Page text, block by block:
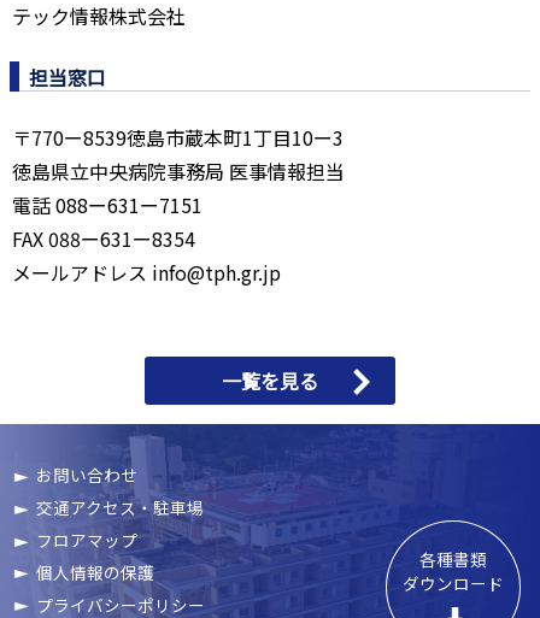
テック情報株式会社
担当窓口
〒770ー8539徳島市蔵本町1丁目10ー3
徳島県立中央病院事務局 医事情報担当
電話 088ー631ー7151
FAX 088ー631ー8354
メールアドレス info@tph.gr.jp
一覧を見る
お問い合わせ
交通アクセス・駐車場
フロアマップ
個人情報の保護
プライバシーポリシー
各種書類
ダウンロード